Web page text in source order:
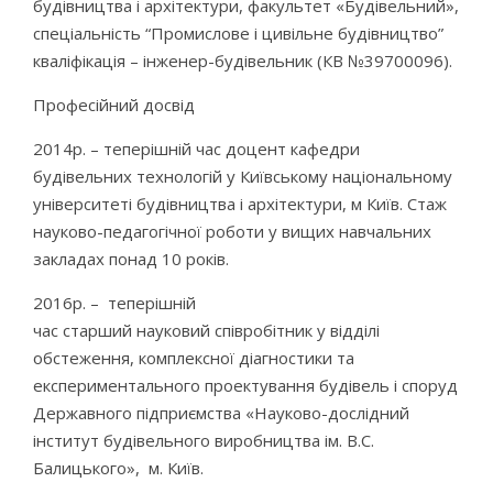
будівництва і архітектури, факультет «Будівельний»,
спеціальність “Промислове і цивільне будівництво”
кваліфікація – інженер-будівельник (КВ №39700096).
Професійний досвід
2014р. – теперішній час доцент кафедри
будівельних технологій у Київському національному
університеті будівництва і архітектури, м Київ. Стаж
науково-педагогічної роботи у вищих навчальних
закладах понад 10 років.
2016р. – теперішній
час старший науковий співробітник у відділі
обстеження, комплексної діагностики та
експериментального проектування будівель і споруд
Державного підприємства «Науково-дослідний
інститут будівельного виробництва ім. В.С.
Балицького», м. Київ.